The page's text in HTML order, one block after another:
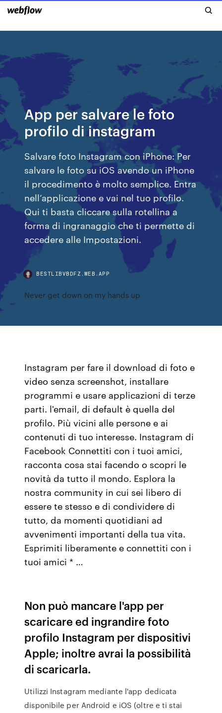
App per salvare le foto
profilo di instagram
Salvare foto Instagram con iPhone: Per
salvare le foto su iOS avendo un iPhone
il procedimento è molto semplice. Entra
nell’applicazione e vai nel tuo profilo.
Qui ti basta cliccare sulla rotellina a
forma di ingranaggio che ti permette di
accedere alle Impostazioni.
BESTLIBVBDFZ.WEB.APP
Never get down on my hands up
Instagram per fare il download di foto e
video senza screenshot, installare
programmi e usare applicazioni di terze
parti. l'email, di default è quella del
profilo. Più vicini alle persone e ai
contenuti di tuo interesse. Instagram di
Facebook Connettiti con i tuoi amici,
racconta cosa stai facendo o scopri le
novità da tutto il mondo. Esplora la
nostra community in cui sei libero di
essere te stesso e di condividere di
tutto, da momenti quotidiani ad
avvenimenti importanti della tua vita.
Esprimiti liberamente e connettiti con i
tuoi amici * …
Non può mancare l'app per
scaricare ed ingrandire foto
profilo Instagram per dispositivi
Apple; inoltre avrai la possibilità
di scaricarla.
Utilizzi Instagram mediante l'app dedicata
disponibile per Android e iOS (oltre e ti stai